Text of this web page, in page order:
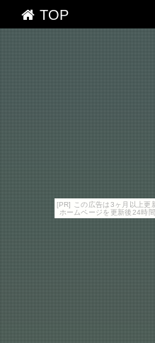
[PR] この広告は3ヶ月以上更
ホームページを更新後24時
TOP